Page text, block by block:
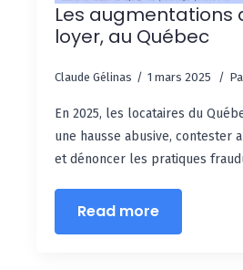
Les augmentations
loyer, au Québec
Claude Gélinas 1 mars 2025
En 2025, les locataires du
une hausse abusive, contester
et dénoncer les pratiques
Read more